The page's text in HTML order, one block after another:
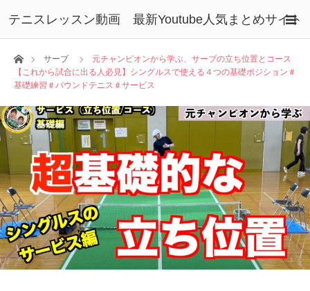
テニスレッスン動画 最新Youtube人気まとめサイト
ホームサーブ
元チャンピオンから学ぶ、サーブの立ち位置とコース
【これから試合に出る人必見】シングルスで使える４つの基礎ポジション＃
基礎練習＃バウンドテニス＃サービス